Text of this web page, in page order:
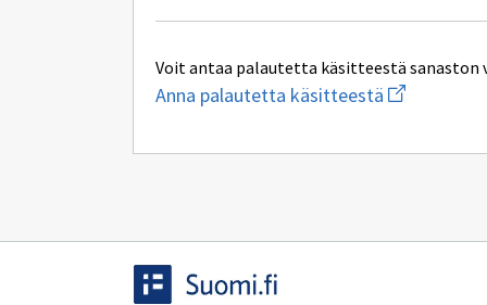
Voit antaa palautetta käsitteestä sanaston
Anna palautetta käsitteestä Aloita
uuden
kirjoitus